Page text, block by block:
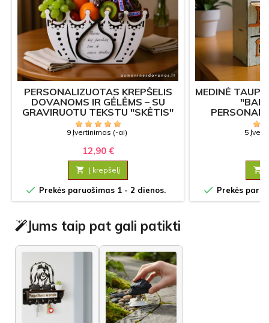
PERSONALIZUOTAS KREPŠELIS
DOVANOMS IR GĖLĖMS – SU
GRAVIRUOTU TEKSTU "SKĖTIS"
9 Įvertinimas (-ai)
12,90 €
 Į krepšelį
 Prekės paruošimas 1 - 2 dienos.
MEDINĖ
5

 Prekės
Jums taip pat gali patikti